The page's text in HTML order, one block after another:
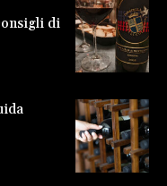
di